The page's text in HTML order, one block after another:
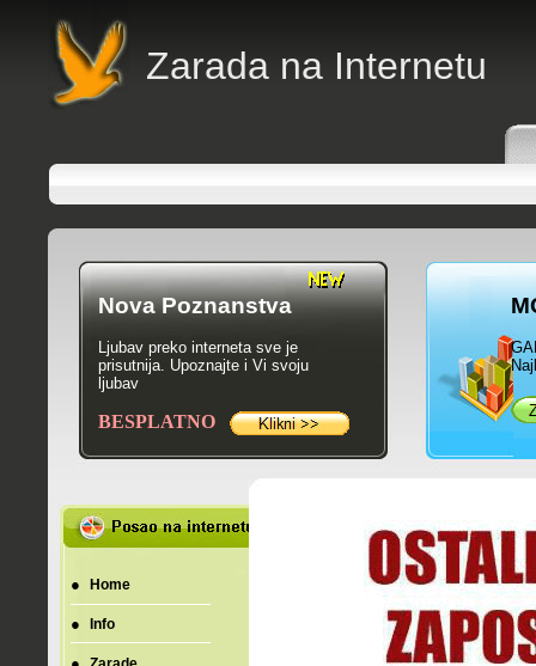
Zarada na Internetu
Nova Poznanstva
Ljubav preko interneta sve je
prisutnija. Upoznajte i Vi svoju
ljubav
BESPLATNO
● Home
● Info